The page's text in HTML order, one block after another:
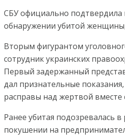
СБУ официально
обнаружении убитой
Вторым фигурантом
сотрудник украинских
Первый задержанный
дал признательные
расправы над жертвой
Ранее убитая подозревалась
покушении на